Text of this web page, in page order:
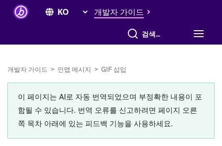
개발자 가이드
전체 검색
개발자 가이드 > 인앱 메시지 > GIF 삽입
이 페이지는 AI로 자동 번역되었으며 부정확한 내용이 포
함될 수 있습니다. 번역 오류를 신고하려면 페이지 오른
쪽 목차 아래에 있는 피드백 기능을 사용하세요.